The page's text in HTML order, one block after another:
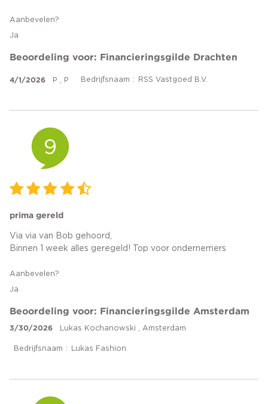
Aanbevelen?
Ja
Beoordeling voor: Financieringsgilde Drachten
4/1/2026 P , P Bedrijfsnaam RSS Vastgoed B.V.
9
prima gereld
Via via van Bob gehoord,
Binnen 1 week alles geregeld! Top voor ondernemers
Aanbevelen?
Ja
Beoordeling voor: Financieringsgilde Amsterdam
3/30/2026 Lukas Kochanowski , Amsterdam
Bedrijfsnaam Lukas Fashion